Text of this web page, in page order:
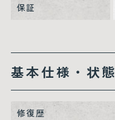
保証
基本仕様・状態
修復歴